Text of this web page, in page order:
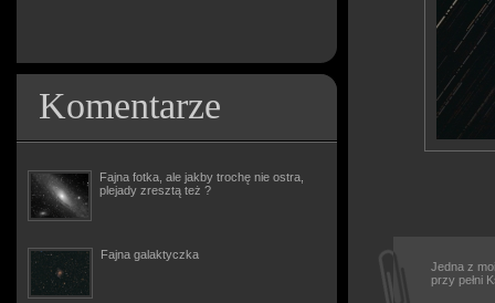
Komentarze
Fajna fotka, ale jakby trochę nie ostra,
plejady zresztą też ?
Fajna galaktyczka
Jedna z
przy pełni